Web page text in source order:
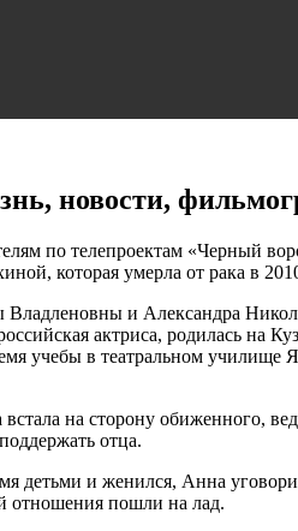
новости,
по телепроектам «Черный
которая умерла от рака в
и Александра
актриса, родилась на
учебы в театральном училище
на сторону обиженного,
отца.
и женился, Анна
отношения пошли на лад.